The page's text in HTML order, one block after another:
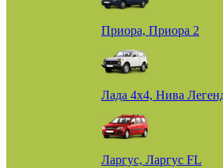
Приора, Приора 2
Лада 4х4, Нива
Ларгус, Ларгус FL